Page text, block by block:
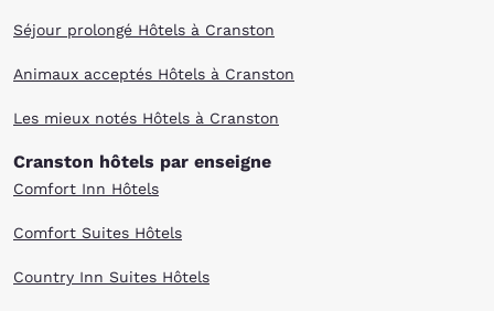
Séjour prolongé Hôtels à Cranston
Animaux acceptés Hôtels à Cranston
Les mieux notés Hôtels à Cranston
Cranston hôtels par enseigne
Comfort Inn Hôtels
Comfort Suites Hôtels
Country Inn Suites Hôtels